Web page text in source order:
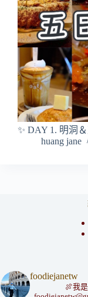
✨ DAY 1. 明洞
huang jane
foodiejanetw
🍖我